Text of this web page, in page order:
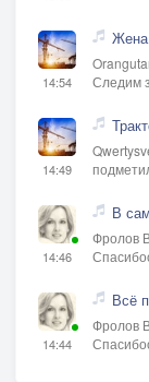
14:54
Жена
Следим
14:49
14:46
В
Фролов
14:44
Всё
Фролов